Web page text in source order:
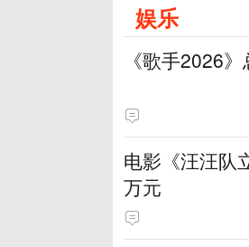
娱乐
《歌手2026
电影《汪汪队
万元